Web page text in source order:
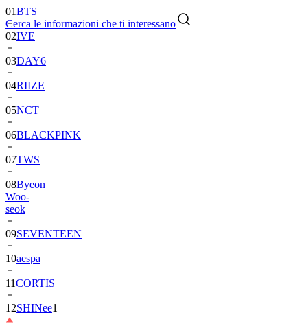
Cerca le informazioni che ti interessano
02IVE
03DAY6
04RIIZE
05NCT
06BLACKPINK
07TWS
08Byeon
Woo-
seok
09SEVENTEEN
10aespa
11CORTIS
12SHINee1
13BIGBANG